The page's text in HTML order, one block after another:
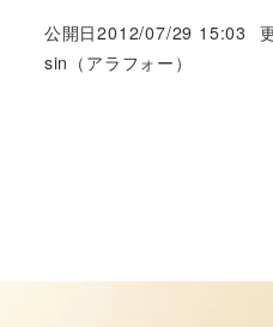
公開日2012/07/29 15:03
著
sin（アラフォー）